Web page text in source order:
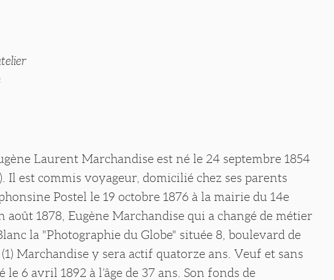
Laurent Marchandise est né le 24 septembre 1854
Il est commis voyageur, domicilié chez ses parents
Postel le 19 octobre 1876 à la mairie du 14e
août 1878, Eugène Marchandise qui a changé de métier
la "Photographie du Globe" située 8, boulevard de
Marchandise y sera actif quatorze ans. Veuf et sans
le 6 avril 1892 à l’âge de 37 ans. Son fonds de